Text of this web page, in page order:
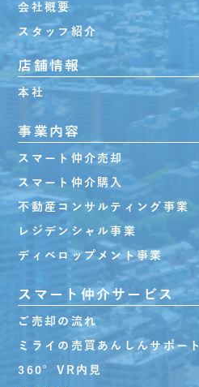
会社概要
スタッフ紹介
店舗情報
本社
事業内容
スマート仲介売却
スマート仲介購入
不動産コンサルティング事業
レジデンシャル事業
ディベロップメント事業
スマート仲介サービス
ご売却の流れ
ミライの売買あんしんサポート
360°VR内見